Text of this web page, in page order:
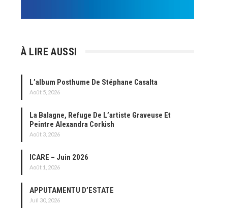
À LIRE AUSSI
L’album Posthume De Stéphane Casalta
Août 5, 2026
La Balagne, Refuge De L’artiste Graveuse Et
Peintre Alexandra Corkish
Août 3, 2026
ICARE – Juin 2026
Août 1, 2026
APPUTAMENTU D’ESTATE
Juil 30, 2026